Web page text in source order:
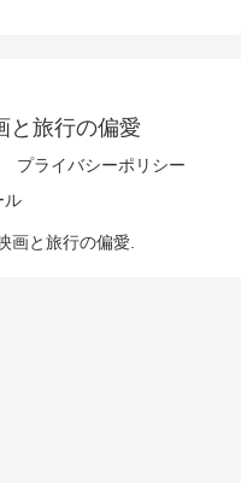
と旅行の偏愛
プライバシーポリシー
ル
画と旅行の偏愛.